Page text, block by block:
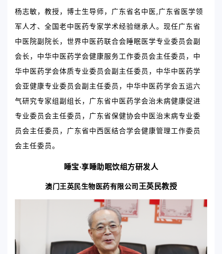
杨志敏，教授，博士生导师，广东省名中医,广东省医学领
军人才、全国老中医药专家学术经验继承人。现任广东省
中医院副院长，世界中医药联合会睡眠医学专业委员会副
会长，中华中医药学会健康服务工作委员会主任委员，中
华中医药学会体质专业委员会副主任委员，中华中医药学
会亚健康专业委员会副主任委员，中华中医药学会五运六
气研究专家组副组长，广东省中医药学会治未病健康促进
专业委员会主任委员，广东省保健协会中医治末病专业委
员会主任委员，广东省中西医结合学会健康管理工作委员
会主任委员。
睡宝·享睡助眠饮组方研发人
澳门王英民生物医药有限公司王英民教授